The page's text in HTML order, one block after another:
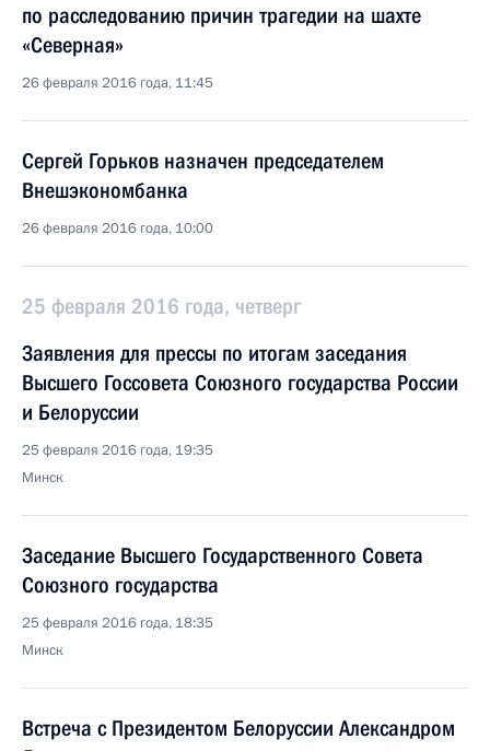
по расследованию причин трагедии на шахте
«Северная»
26 февраля 2016 года, 11:45
Сергей Горьков назначен председателем
Внешэкономбанка
26 февраля 2016 года, 10:00
25 февраля 2016 года, четверг
Заявления для прессы по итогам заседания
Высшего Госсовета Союзного государства России
и Белоруссии
25 февраля 2016 года, 19:35
Минск
Заседание Высшего Государственного Совета
Союзного государства
25 февраля 2016 года, 18:35
Минск
Встреча с Президентом Белоруссии Александром